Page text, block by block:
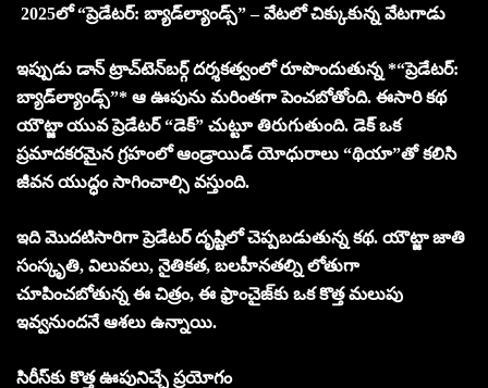
2025లో “ప్రెడేటర్: బ్యాడ్‌ల్యాండ్స్” – వేటలో చిక్కుకున్న వేటగాడు
ఇప్పుడు డాన్‌ ట్రాచ్‌టెన్‌బర్గ్‌ దర్శకత్వంలో రూపొందుతున్న *“ప్రెడేటర్:
బ్యాడ్‌ల్యాండ్స్”* ఆ ఊపును మరింతగా పెంచబోతోంది. ఈసారి కథ
యౌట్జా యువ ప్రెడేటర్‌ “డెక్” చుట్టూ తిరుగుతుంది. డెక్‌ ఒక
ప్రమాదకరమైన గ్రహంలో ఆండ్రాయిడ్‌ యోధురాలు “థియా”తో కలిసి
జీవన యుద్ధం సాగించాల్సి వస్తుంది.
ఇది మొదటిసారిగా ప్రెడేటర్‌ దృష్టిలో చెప్పబడుతున్న కథ. యౌట్జా జాతి
సంస్కృతి, విలువలు, నైతికత, బలహీనతల్ని లోతుగా
చూపించబోతున్న ఈ చిత్రం, ఈ ఫ్రాంచైజ్‌కు ఒక కొత్త మలుపు
ఇవ్వనుందనే ఆశలు ఉన్నాయి.
సిరీస్‌కు కొత్త ఊపునిచ్చే ప్రయోగం